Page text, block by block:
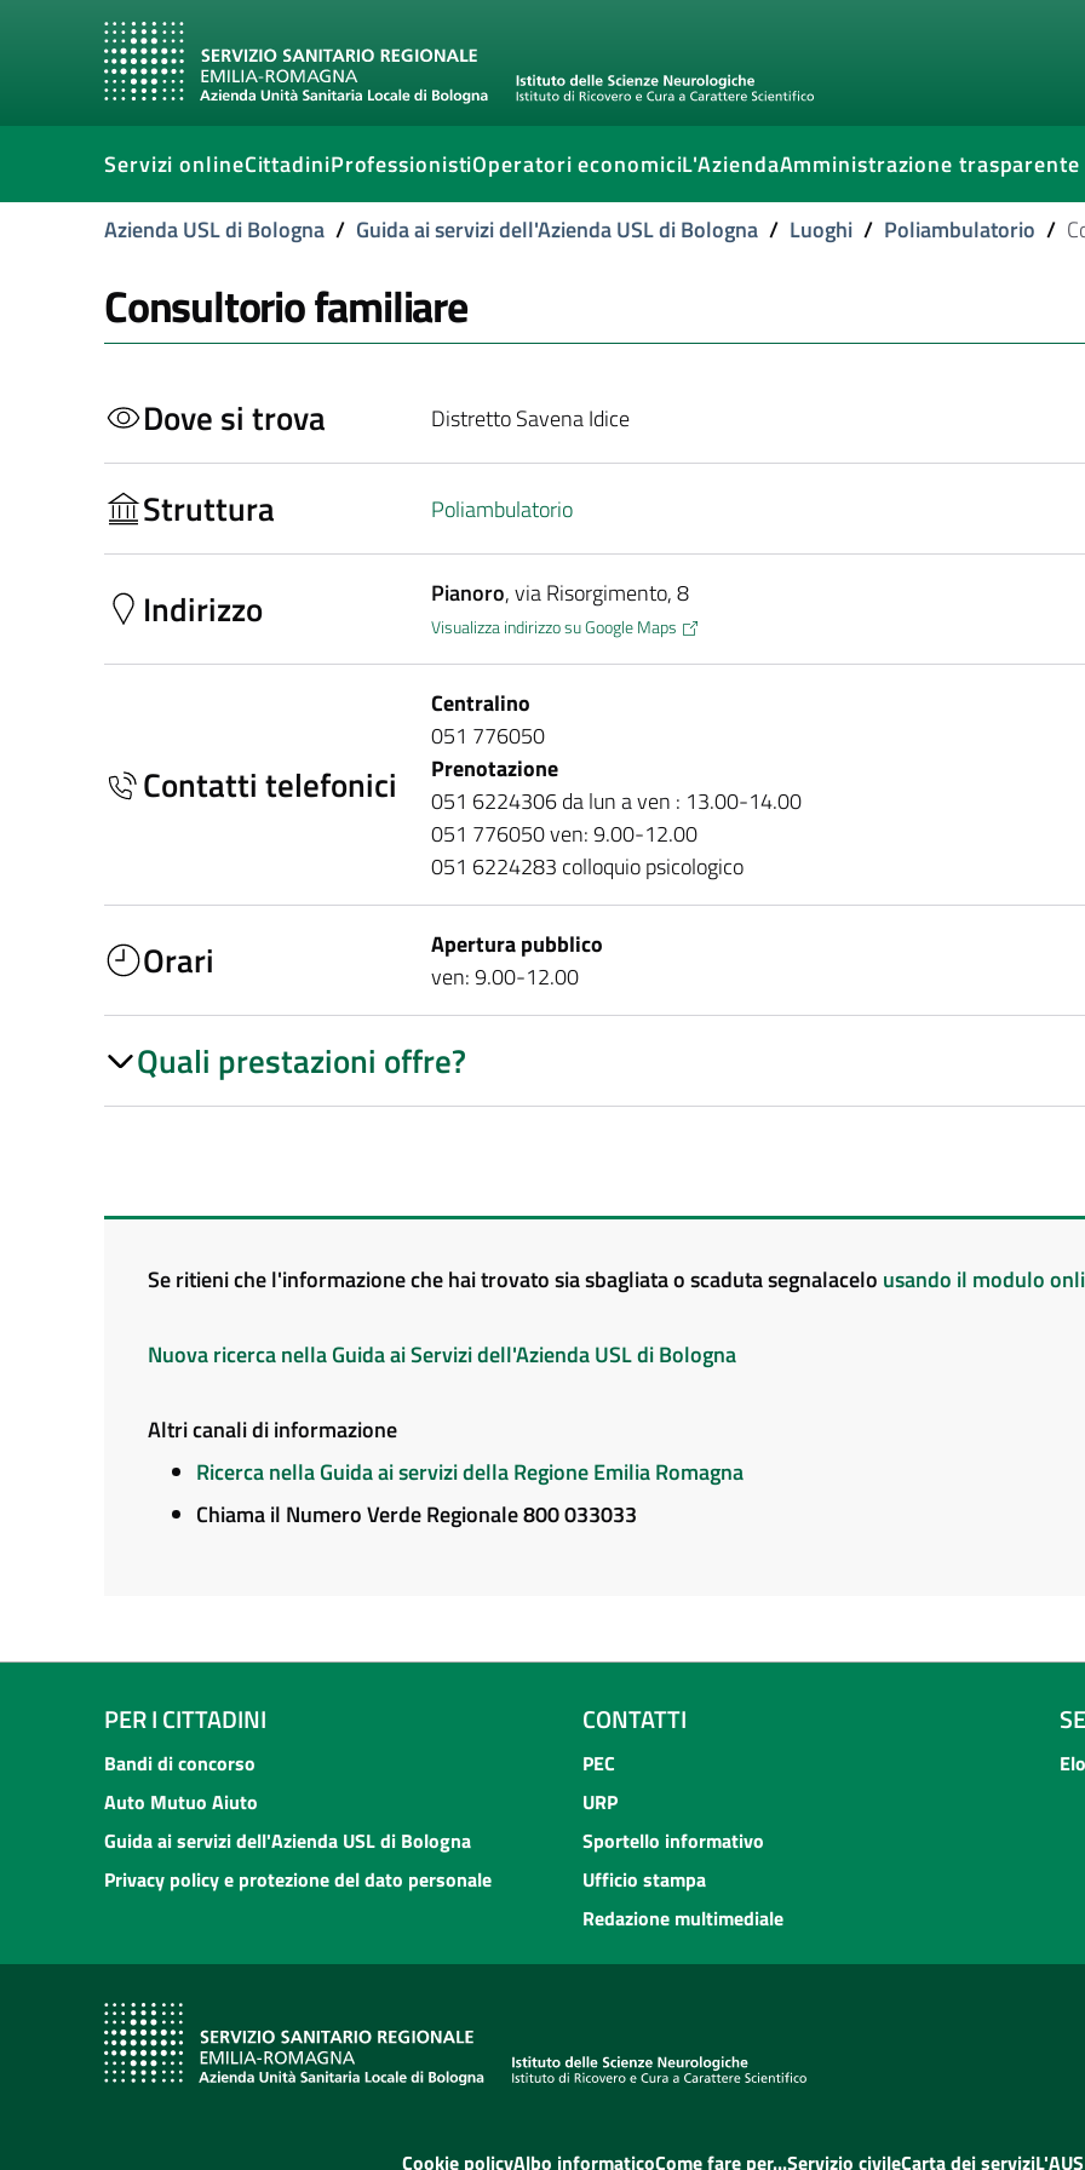
Servizi onlineCittadiniProfessionistiOperatori economiciL'AziendaAmministrazione trasparente
Azienda USL di Bologna / Guida ai servizi dell'Azienda USL di Bologna / Luoghi / Poliambulatorio /
Consultorio familiare
Dove si trova Distretto Savena Idice
Struttura Poliambulatorio
Indirizzo Pianoro, via Risorgimento, 8
Visualizza indirizzo su Google Maps
Contatti telefonici
Centralino
051 776050
Prenotazione
051 6224306 da lun a ven : 13.00-14.00
051 776050 ven: 9.00-12.00
051 6224283 colloquio psicologico
Orari
Apertura pubblico
ven: 9.00-12.00
Quali prestazioni offre?
Se ritieni che l'informazione che hai trovato sia sbagliata o scaduta segnalacelo usando il modulo
Nuova ricerca nella Guida ai Servizi dell'Azienda USL di Bologna
Altri canali di informazione
Ricerca nella Guida ai servizi della Regione Emilia Romagna
Chiama il Numero Verde Regionale 800 033033
PER I CITTADINI
Bandi di concorso
Auto Mutuo Aiuto
Guida ai servizi dell'Azienda USL di Bologna
Privacy policy e protezione del dato personale
CONTATTI
PEC
URP
Sportello informativo
Ufficio stampa
Redazione multimediale
Cookie policyAlbo informaticoCome fare per...Servizio civileCarta dei servizi